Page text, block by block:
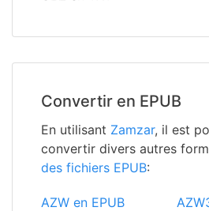
Convertir en EPUB
En utilisant Zamzar, il est
convertir divers autres
des fichiers EPUB:
AZW en EPUB